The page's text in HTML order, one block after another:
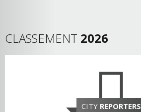
CLASSEMENT 2026
CITY REPORTERS